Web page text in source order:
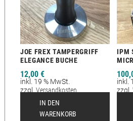
JOE FREX TAMPERGRIFF
ELEGANCE BUCHE
12,00 €
inkl. 19 % MwSt.
zzgl. Versandkosten
Lieferzeit:2-12 Tage
IN DEN
WARENKORB
IPM
inkl.
zzgl.